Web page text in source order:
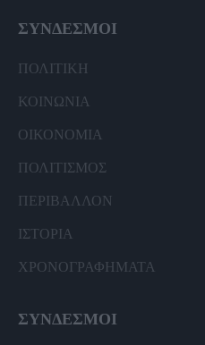
ΣΥΝΔΕΣΜΟΙ
ΠΟΛΙΤΙΚΗ
ΚΟΙΝΩΝΙΑ
ΟΙΚΟΝΟΜΙΑ
ΠΟΛΙΤΙΣΜΟΣ
ΠΕΡΙΒΑΛΛΟΝ
ΙΣΤΟΡΙΑ
ΧΡΟΝΟΓΡΑΦΗΜΑΤΑ
ΣΥΝΔΕΣΜΟΙ